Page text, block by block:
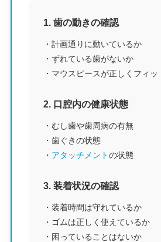
1. 歯の動きの確認
・計画通りに動いているか
・ずれている歯がないか
・マウスピースが正しくフィ
2. 口腔内の健康状態
・むし歯や歯周病の有無
・歯ぐきの状態
・ アタッチメントの状態
3. 装着状況の確認
・装着時間は守れているか
・ゴムは正しく使えているか
・困っていることはないか